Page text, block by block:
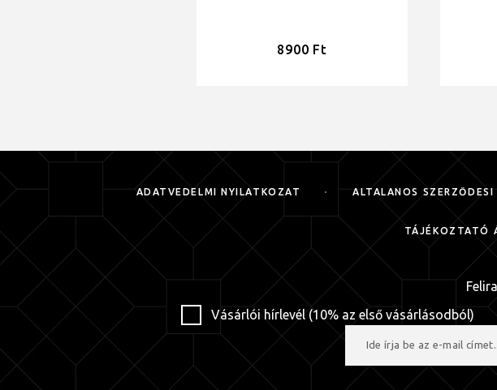
8900 Ft
ADATVÉDELMI NYILATKOZAT ÁLTALÁNOS SZERZŐDÉSI
TÁJÉKOZTATÓ
Vásárlói hírlevél (10% az első vásárlásodból)